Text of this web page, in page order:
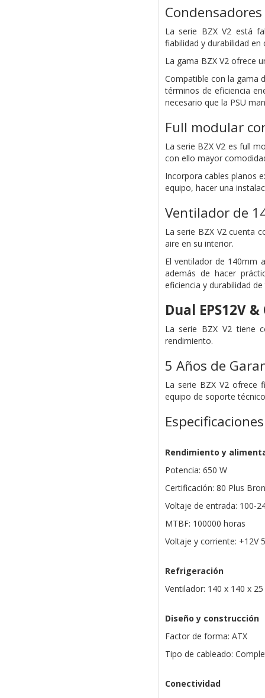
La serie BZX V2 está
fiabilidad y durabilidad
La gama BZX V2 ofrece
Compatible con la gama
términos de eficiencia
necesario que la PSU
Full modular
La serie BZX V2 es full
con ello mayor
Incorpora cables planos
equipo, hacer una
Ventilador de
La serie BZX V2 cuenta
aire en su interior.
El ventilador de 140mm
además de hacer
eficiencia y durabilidad
Dual EPS12V
La serie BZX V2 tiene
rendimiento.
5 Años de
La serie BZX V2 ofrece
equipo de soporte
Especificaciones
Rendimiento y
Potencia: 650 W
Certificación: 80 Plus
Voltaje de entrada: 100-
MTBF: 100000 horas
Voltaje y corriente: +12V
Refrigeración
Ventilador: 140 x 140 x
Diseño y construcción
Factor de forma: ATX
Tipo de cableado:
Conectividad